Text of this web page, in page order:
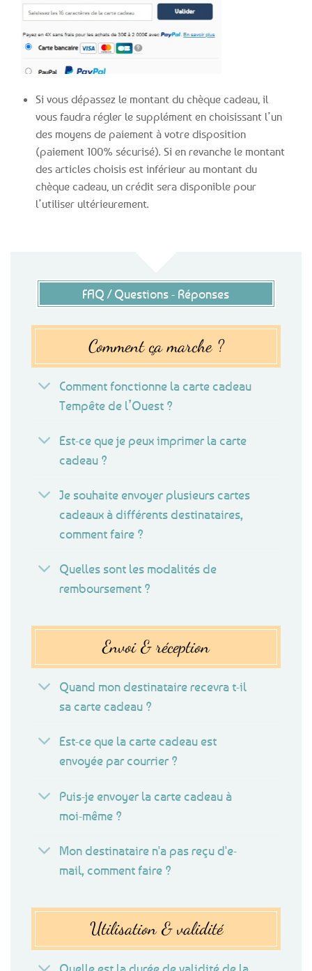
Si vous dépassez le montant du chèque cadeau, il
vous faudra régler le supplément en choisissant l’un
des moyens de paiement à votre disposition
(paiement 100% sécurisé). Si en revanche le montant
des articles choisis est inférieur au montant du
chèque cadeau, un crédit sera disponible pour
l’utiliser ultérieurement.
FAQ / Questions - Réponses
Comment ça marche ?
Comment fonctionne la carte cadeau
Tempête de l’Ouest ?
Est-ce que je peux imprimer la carte
cadeau ?
Je souhaite envoyer plusieurs cartes
cadeaux à différents destinataires,
comment faire ?
Quelles sont les modalités de
remboursement ?
Envoi & réception
Quand mon destinataire recevra t-il
sa carte cadeau ?
Est-ce que la carte cadeau est
envoyée par courrier ?
Puis-je envoyer la carte cadeau à
moi-même ?
Mon destinataire n'a pas reçu d'e-
mail, comment faire ?
Utilisation & validité
Quelle est la durée de validité de la